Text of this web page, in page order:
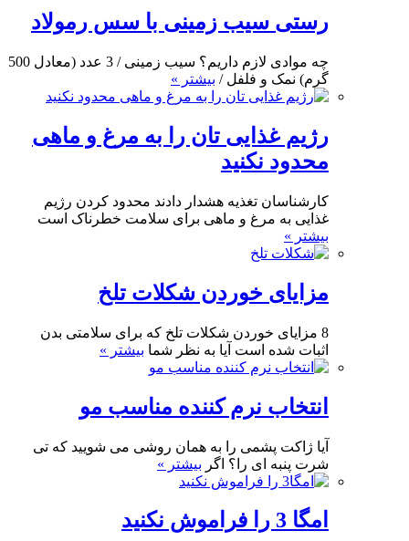
رستی سیب زمینی با سس رمولاد
چه موادی لازم داریم؟ سیب زمینی / 3 عدد (معادل 500
گرم) نمک و فلفل / بیشتر »
رژیم غذایی تان را به مرغ و ماهی
محدود نکنید
کارشناسان تغذیه هشدار دادند محدود کردن رژیم
غذایی به مرغ و ماهی برای سلامت خطرناک است
بیشتر »
مزایای خوردن شکلات تلخ
8 مزایای خوردن شکلات تلخ که برای سلامتی بدن
اثبات شده است آیا به نظر شما بیشتر »
انتخاب نرم کننده مناسب مو
آیا ژاکت پشمی را به همان روشی می شویید که تی
شرت پنبه ای را؟ اگر بیشتر »
امگا 3 را فراموش نکنید